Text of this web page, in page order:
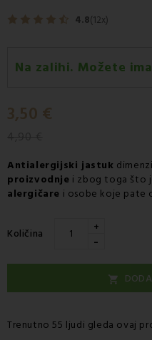
4.8(12x)
Na zalihi. Možete
3,50 €
Antialergijski jastuk
proizvodnje i zbog toga što
alergičare i osobe koje pate
Količina +
-

Trenutno 55 ljudi gleda ovaj